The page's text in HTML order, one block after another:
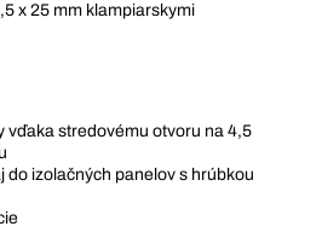
x 25 mm klampiarskymi
vďaka stredovému otvoru na 4,5
do izolačných panelov s hrúbkou